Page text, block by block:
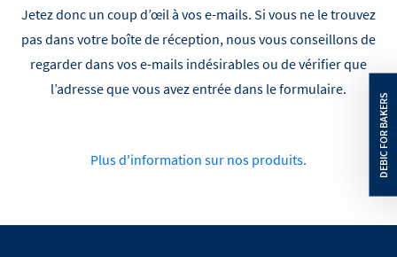
Jetez donc un coup d’œil à vos e-mails. Si vous ne le trouvez
pas dans votre boîte de réception, nous vous conseillons de
regarder dans vos e-mails indésirables ou de vérifier que
l’adresse que vous avez entrée dans le formulaire.
Plus d'information sur nos produits.